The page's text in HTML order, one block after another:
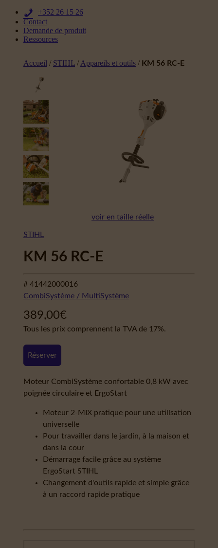
+352 26 15 26
Contact
Demande de produit
Ressources
Accueil / STIHL / Appareils et outils / KM 56 RC-E
voir en taille réelle
STIHL
KM 56 RC-E
# 41442000016
CombiSystème / MultiSystème
389,00€
Tous les prix comprennent la TVA de 17%.
Réserver
Moteur CombiSystème confortable 0,8 kW avec
poignée circulaire et ErgoStart
Moteur 2-MIX pratique pour une utilisation
universelle
Pour travailler dans le jardin, à la maison et
dans la cour
Démarrage facile grâce au système
ErgoStart STIHL
Changement d'outils rapide et simple grâce
à un raccord rapide pratique